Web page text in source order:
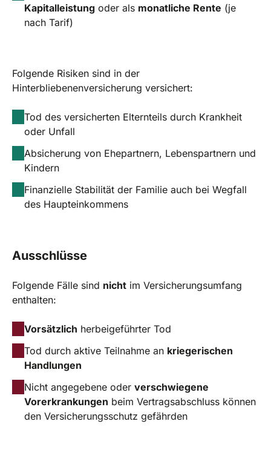
Kapitalleistung oder als monatliche Rente (je
nach Tarif)
Folgende Risiken sind in der
Hinterbliebenenversicherung versichert:
Tod des versicherten Elternteils durch Krankheit
oder Unfall
Absicherung von Ehepartnern, Lebenspartnern und
Kindern
Finanzielle Stabilität der Familie auch bei Wegfall
des Haupteinkommens
Ausschlüsse
Folgende Fälle sind nicht im Versicherungsumfang
enthalten:
Vorsätzlich herbeigeführter Tod
Tod durch aktive Teilnahme an kriegerischen
Handlungen
Nicht angegebene oder verschwiegene
Vorerkrankungen beim Vertragsabschluss können
den Versicherungsschutz gefährden